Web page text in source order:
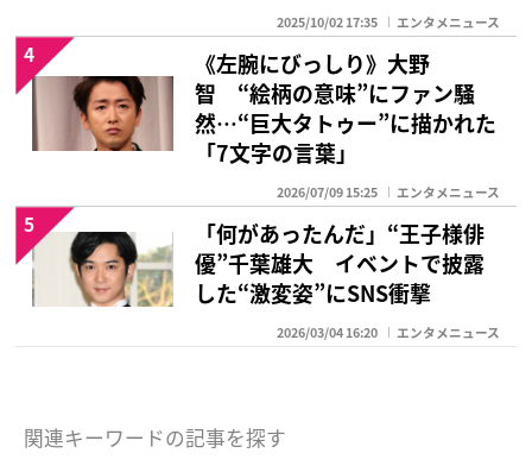
2025/10/02 17:35 エンタメニュース
《左腕にびっしり》大野
智 “絵柄の意味”にファン騒
然…“巨大タトゥー”に描かれた
「7文字の言葉」
2026/07/09 15:25 エンタメニュース
4
「何があったんだ」“王子様俳
優”千葉雄大 イベントで披露
した“激変姿”にSNS衝撃
2026/03/04 16:20 エンタメニュース
5
関連キーワードの記事を探す